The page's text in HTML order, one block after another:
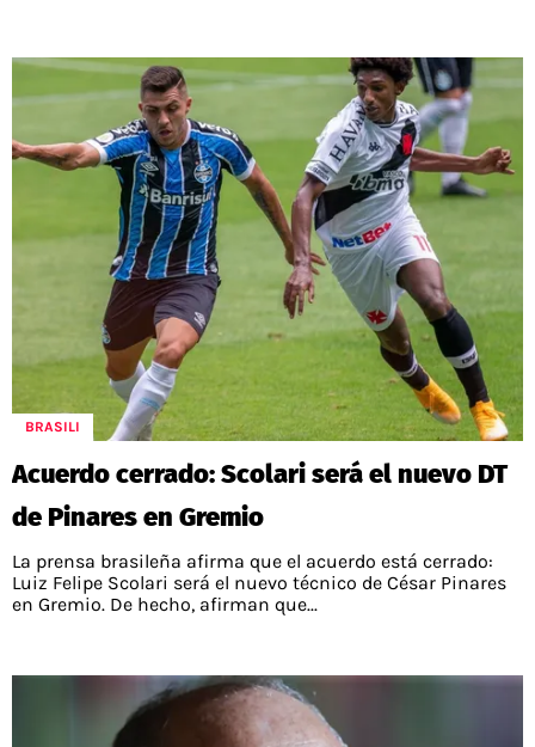
BRASILI
Acuerdo cerrado: Scolari será el nuevo DT
de Pinares en Gremio
La prensa brasileña afirma que el acuerdo está cerrado:
Luiz Felipe Scolari será el nuevo técnico de César Pinares
en Gremio. De hecho, afirman que...